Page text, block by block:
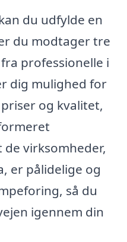
du udfylde en
du modtager tre
professionelle i
dig mulighed for
og kvalitet,
de virksomheder,
er pålidelige og
så du
igennem din